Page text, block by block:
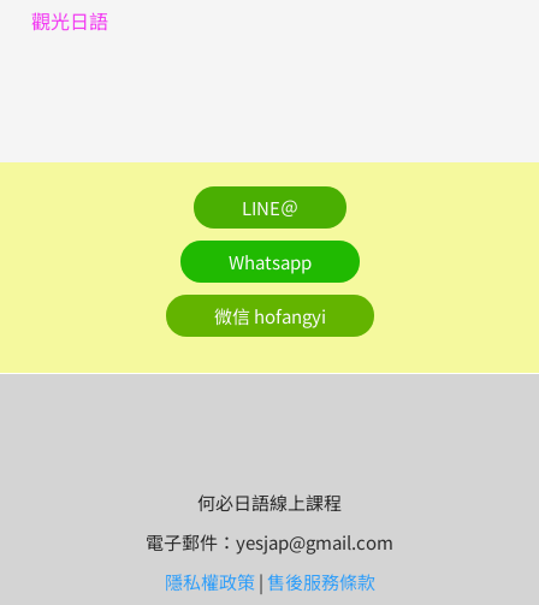
觀光日語
LINE＠
Whatsapp
微信 hofangyi
何必日語線上課程
電子郵件：yesjap@gmail.com
隱私權政策|售後服務條款